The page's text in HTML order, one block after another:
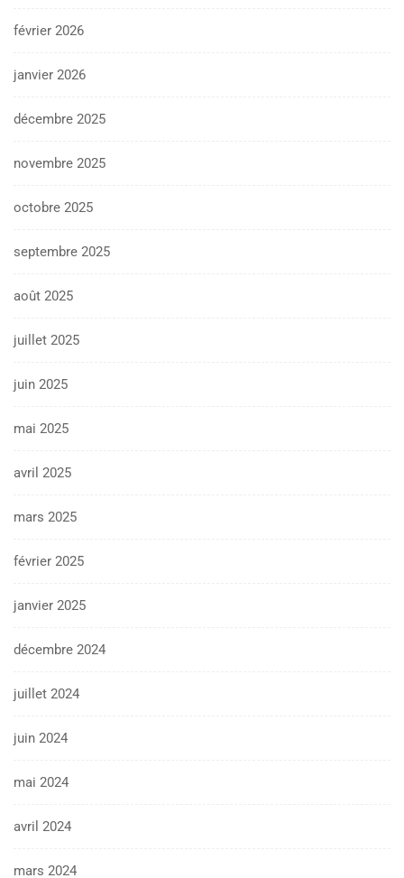
février 2026
janvier 2026
décembre 2025
novembre 2025
octobre 2025
septembre 2025
août 2025
juillet 2025
juin 2025
mai 2025
avril 2025
mars 2025
février 2025
janvier 2025
décembre 2024
juillet 2024
juin 2024
mai 2024
avril 2024
mars 2024